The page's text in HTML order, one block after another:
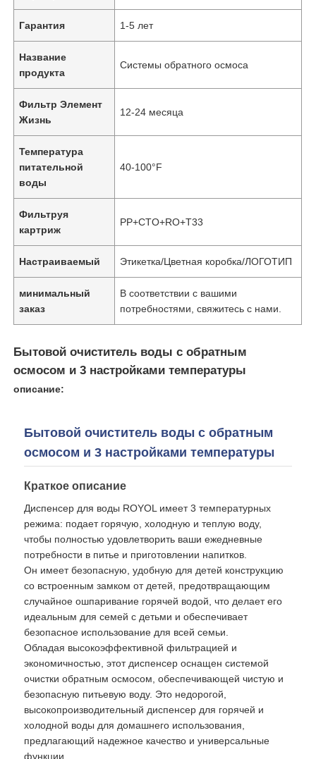
Новости
Системы обратного осмоса
Умягчитель воды
снабжение жилищем водяного фильтра
патрон водяного фильтра
ультрафиолетовый стерилизатор воды
Фитинги для подключения фильтров воды
Промышленная мембрана RO
снабжение жилищем мембраны ro
Бак для рассола умягчителя воды
Ионообменная смола
Клапан управления фильтром
Электромагнитный клапан
манометр
Счетчик потока
Гарантия 1-5 лет
Название
продукта
Системы обратного осмоса
Фильтр Элемент
Жизнь
12-24 месяца
Температура
питательной
воды
40-100°F
Фильтруя
картриж
PP+CTO+RO+T33
Настраиваемый Этикетка/Цветная коробка/ЛОГОТИП
минимальный
заказ
В соответствии с вашими
потребностями, свяжитесь с нами.
Бытовой очиститель воды с обратным
осмосом и 3 настройками температуры
описание:
Бытовой очиститель воды с обратным
осмосом и 3 настройками температуры
Краткое описание
Диспенсер для воды ROYOL имеет 3 температурных
режима: подает горячую, холодную и теплую воду,
чтобы полностью удовлетворить ваши ежедневные
потребности в питье и приготовлении напитков.
Он имеет безопасную, удобную для детей конструкцию
со встроенным замком от детей, предотвращающим
случайное ошпаривание горячей водой, что делает его
идеальным для семей с детьми и обеспечивает
безопасное использование для всей семьи.
Обладая высокоэффективной фильтрацией и
экономичностью, этот диспенсер оснащен системой
очистки обратным осмосом, обеспечивающей чистую и
безопасную питьевую воду. Это недорогой,
высокопроизводительный диспенсер для горячей и
холодной воды для домашнего использования,
предлагающий надежное качество и универсальные
функции.